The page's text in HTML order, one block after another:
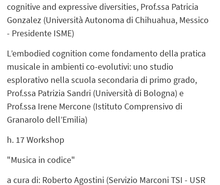
cognitive and expressive diversities, Prof.ssa Patricia
Gonzalez (Università Autonoma di Chihuahua, Messico
- Presidente ISME)
L’embodied cognition come fondamento della pratica
musicale in ambienti co-evolutivi: uno studio
esplorativo nella scuola secondaria di primo grado,
Prof.ssa Patrizia Sandri (Università di Bologna) e
Prof.ssa Irene Mercone (Istituto Comprensivo di
Granarolo dell’Emilia)
h. 17 Workshop
"Musica in codice"
a cura di: Roberto Agostini (Servizio Marconi TSI - USR